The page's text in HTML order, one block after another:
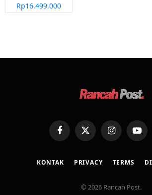
Rp16.499.000
FacebookX
(Twitter)
Instagram
KONTAK PRIVACY TERMS
© 2026 Rancah Post.